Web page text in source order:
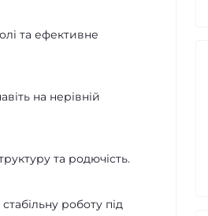
та ефективне
на нерівній
та родючість.
роботу під